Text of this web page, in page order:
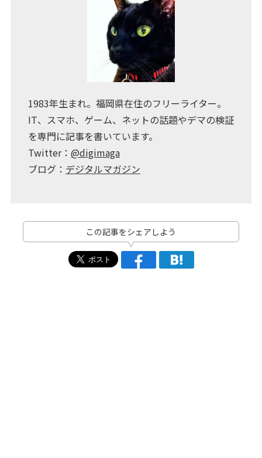
1983年生まれ。福岡県在住のフリーライター。
IT、スマホ、ゲーム、ネットの話題やデマの検証
を専門に記事を書いています。
Twitter： @digimaga
ブログ： デジタルマガジン
この記事をシェアしよう